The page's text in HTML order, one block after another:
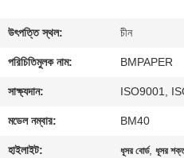
যোগাযোগ
করুন
খবর
উৎপত্তি স্থল: চীন
পরিচিতিমুলক নাম: BMPAPER
সাক্ষ্যদান: ISO9001,
মডেল নম্বার: BM40
হাইলাইট: ধূসর বোর্ড,ধূসর